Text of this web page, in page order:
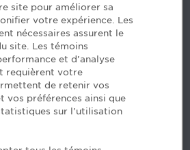
800, Montréal (Québec)
appel à notre équipe >
l’Ordre dans votre carrière? Voyez
>
site pour améliorer sa
votre expérience. Les
nécessaires assurent le
site. Les témoins
et d'analyse
requièrent votre
de retenir vos
vos préférences ainsi que
sur l'utilisation